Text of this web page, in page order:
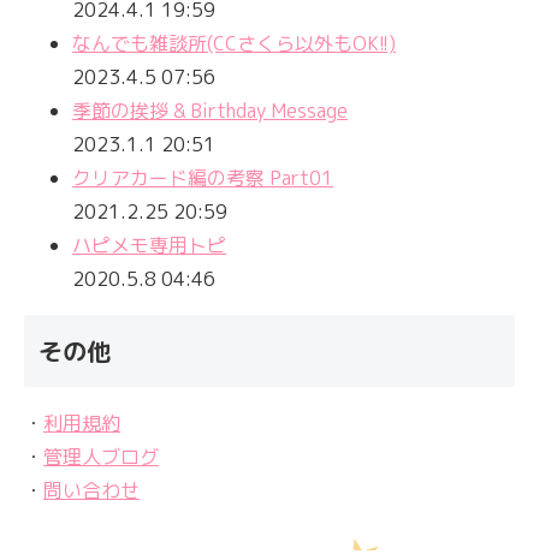
2024.4.1 19:59
なんでも雑談所(CCさくら以外もOK!!)
2023.4.5 07:56
季節の挨拶 & Birthday Message
2023.1.1 20:51
クリアカード編の考察 Part01
2021.2.25 20:59
ハピメモ専用トピ
2020.5.8 04:46
その他
・ 利用規約
・ 管理人ブログ
・ 問い合わせ